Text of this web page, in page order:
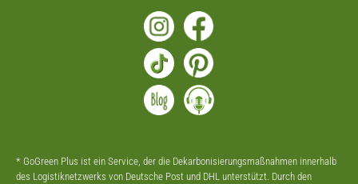
* GoGreen Plus ist ein Service, der die Dekarbonisierungsmaßnahmen innerhalb
des Logistiknetzwerks von Deutsche Post und DHL unterstützt. Durch den